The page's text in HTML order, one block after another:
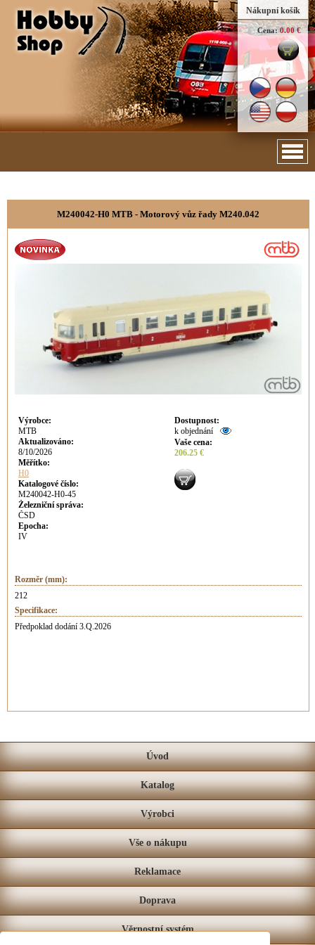
Nákupní košík
Cena: 0.00 €
M240042-H0 MTB - Motorový vůz řady M240.042
Výrobce:
MTB
Aktualizováno:
8/10/2026
Měřítko:
H0
Katalogové číslo:
M240042-H0-45
Železniční správa:
ČSD
Epocha:
IV
Dostupnost:
k objednání
Vaše cena:
206.25 €
Rozměr (mm):
212
Specifikace:
Předpoklad dodání 3.Q.2026
Úvod
Katalog
Výrobci
Vše o nákupu
Reklamace
Doprava
Věrnostní systém